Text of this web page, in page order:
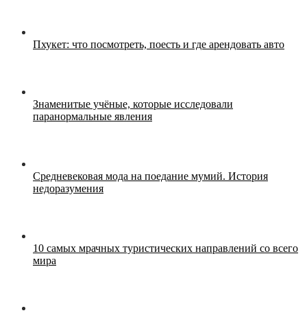
Пхукет: что посмотреть, поесть и где арендовать авто
Знаменитые учёные, которые исследовали
паранормальные явления
Средневековая мода на поедание мумий. История
недоразумения
10 самых мрачных туристических направлений со всего
мира